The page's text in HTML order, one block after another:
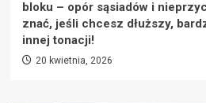
bloku – opór sąsiadów i
znać, jeśli chcesz dłuższy,
innej tonacji!
20 kwietnia, 2026